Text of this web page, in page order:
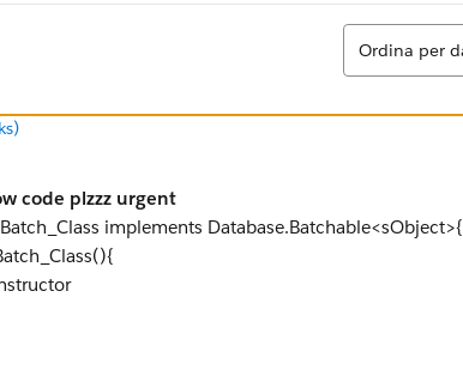
Ordina
Ordina per
code plzzz urgent
implements Database.Batchable<sObject>{